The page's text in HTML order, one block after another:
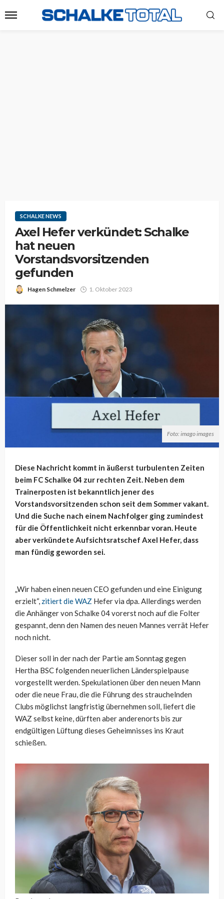
SCHALKE NEWS
Axel Hefer verkündet: Schalke
hat neuen
Vorstandsvorsitzenden
gefunden
Hagen Schmelzer 1. Oktober 2023
Foto: imago images
Diese Nachricht kommt in äußerst turbulenten Zeiten
beim FC Schalke 04 zur rechten Zeit. Neben dem
Trainerposten ist bekanntlich jener des
Vorstandsvorsitzenden schon seit dem Sommer vakant.
Und die Suche nach einem Nachfolger ging zumindest
für die Öffentlichkeit nicht erkennbar voran. Heute
aber verkündete Aufsichtsratschef Axel Hefer, dass
man fündig geworden sei.
„Wir haben einen neuen CEO gefunden und eine Einigung
erzielt“, zitiert die WAZ Hefer via dpa. Allerdings werden
die Anhänger von Schalke 04 vorerst noch auf die Folter
gespannt, denn den Namen des neuen Mannes verrät Hefer
noch nicht.
Dieser soll in der nach der Partie am Sonntag gegen
Hertha BSC folgenden neuerlichen Länderspielpause
vorgestellt werden. Spekulationen über den neuen Mann
oder die neue Frau, die die Führung des strauchelnden
Clubs möglichst langfristig übernehmen soll, liefert die
WAZ selbst keine, dürften aber anderenorts bis zur
endgültigen Lüftung dieses Geheimnisses ins Kraut
schießen.